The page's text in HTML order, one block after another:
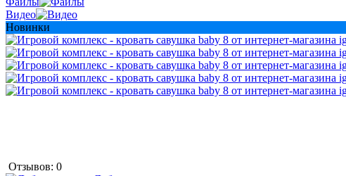
Видео
Новинки
Отзывов: 0